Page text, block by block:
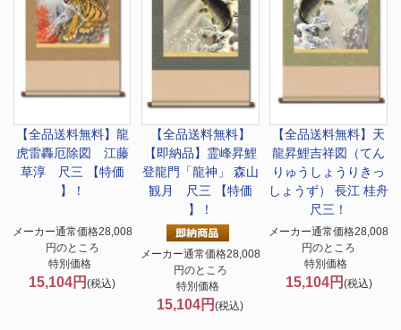
【全品送料無料】 龍
虎雷轟厄除図 江藤
草淳 尺三 【特価
】！
メーカー通常価格28,008
円のところ
特別価格
15,104円(税込)
【全品送料無料】
【即納品】霊峰昇鯉
登龍門「龍神」 森山
観月 尺三 【特価
】！
メーカー通常価格28,008
円のところ
特別価格
15,104円(税込)
【全品送料無料】 天
龍昇鯉吉祥図（てん
りゅうしょうりきっ
しょうず） 長江 桂舟
尺三！
メーカー通常価格28,008
円のところ
特別価格
15,104円 (税込)